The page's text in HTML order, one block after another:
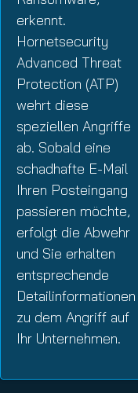
erkennt.
Hornetsecurity
Advanced Threat
Protection (ATP)
wehrt diese
speziellen Angriffe
ab. Sobald eine
schadhafte E-Mail
Ihren Posteingang
passieren möchte,
erfolgt die Abwehr
und Sie erhalten
entsprechende
Detailinformationen
zu dem Angriff auf
Ihr Unternehmen.